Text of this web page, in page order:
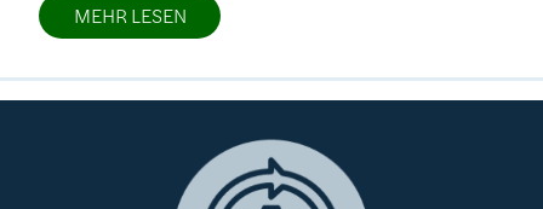
MEHR LESEN